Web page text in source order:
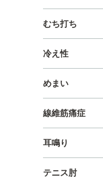
むち打ち
冷え性
めまい
線維筋痛症
耳鳴り
テニス肘